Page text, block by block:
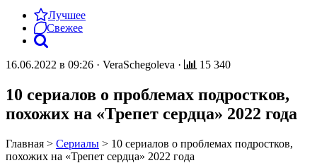
Лучшее
Свежее
16.06.2022 в 09:26 · VeraSchegoleva · 15 340
10 сериалов о проблемах подростков,
похожих на «Трепет сердца» 2022 года
Главная > Сериалы > 10 сериалов о проблемах подростков,
похожих на «Трепет сердца» 2022 года